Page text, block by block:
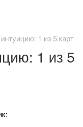
1 из 5 карт
1 из 5